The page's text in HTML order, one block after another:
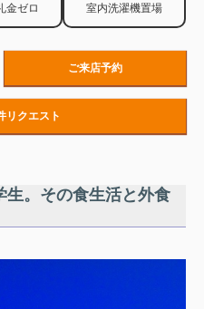
金ゼロ 室内洗濯機置場
ご来店予約
リクエスト
生。その食生活と外食